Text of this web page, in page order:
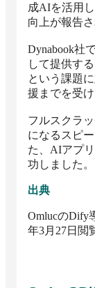
成AIを活用
向上が報告さ
Dynabook社
して提供す
という課題
援までを受け
フルスクラ
になるスピ
た、AIアプ
功しました。
出典
OmlucのDify
年3月27日閲